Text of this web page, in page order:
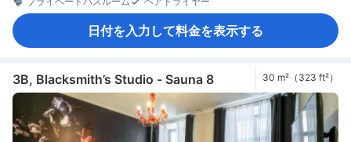
日付を入力して料金を表示する
3B, Blacksmith’s Studio - Sauna 8 30 m²（323 ft²）